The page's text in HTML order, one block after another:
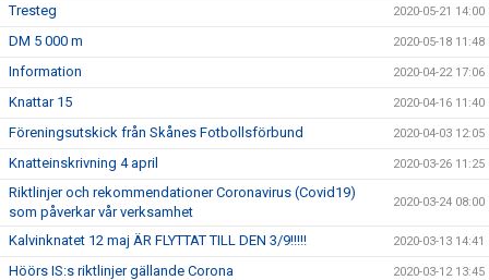
Tresteg 2020-05-21 14:00
DM 5 000 m 2020-05-18 11:48
Information 2020-04-22 17:06
Knattar 15 2020-04-16 11:40
Föreningsutskick från Skånes Fotbollsförbund 2020-04-03 12:05
Knatteinskrivning 4 april 2020-03-26 11:25
Riktlinjer och rekommendationer Coronavirus (Covid19)
som påverkar vår verksamhet
2020-03-24 08:00
Kalvinknatet 12 maj ÄR FLYTTAT TILL DEN 3/9!!!!! 2020-03-13 14:41
Höörs IS:s riktlinjer gällande Corona 2020-03-12 13:45